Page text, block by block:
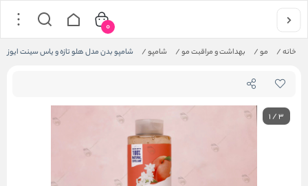
خانه/ مو/ بهداشت و مراقبت مو/ شامپو/ شامپو بدن مدل هلو تازه و یاس سینت ایوز
0
1/3